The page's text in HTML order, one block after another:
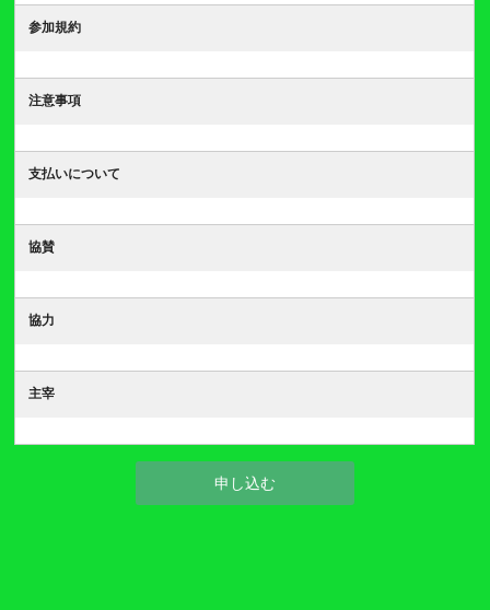
参加規約
注意事項
支払いについて
協賛
協力
主宰
申し込む